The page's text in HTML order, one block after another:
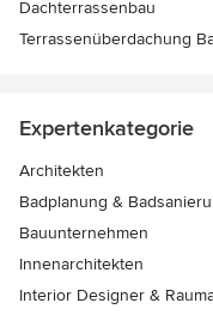
Dachterrassenbau
Terrassenüberdachung
Expertenkategorie
Architekten
Badplanung &
Bauunternehmen
Innenarchitekten
Interior Designer &